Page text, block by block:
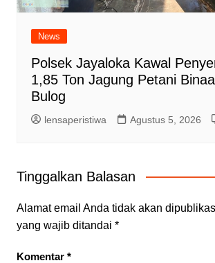
News
Polsek Jayaloka Kawal
1,85 Ton Jagung Petani
Bulog
lensaperistiwa Agustus 5, 2026
Tinggalkan Balasan
Alamat email Anda tidak akan
yang wajib ditandai *
Komentar *